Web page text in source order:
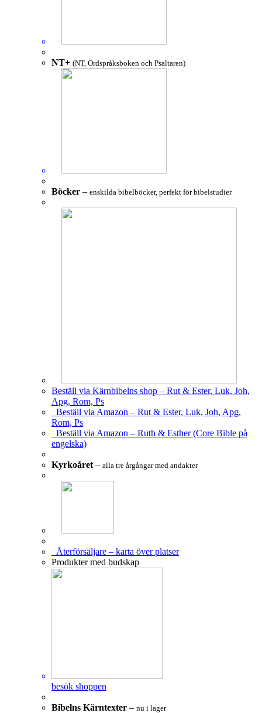
NT+ (NT, Ordspråksboken och Psaltaren)
Böcker – enskilda bibelböcker, perfekt för bibelstudier
Beställ via Kärnbibelns shop – Rut & Ester, Luk, Joh,
Apg, Rom, Ps
Beställ via Amazon – Rut & Ester, Luk, Joh, Apg,
Rom, Ps
Beställ via Amazon – Ruth & Esther (Core Bible på
engelska)
Kyrkoåret – alla tre årgångar med andakter
Återförsäljare – karta över platser
Produkter med budskap
besök shoppen
Bibelns Kärntexter – nu i lager